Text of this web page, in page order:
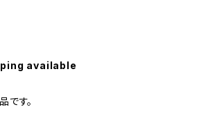
available
です。